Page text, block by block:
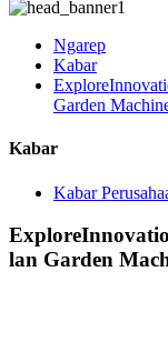
Ngarep
Kabar
Garden
Kabar
Kabar
lan Garden